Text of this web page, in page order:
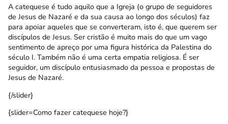
A catequese é tudo aquilo que a Igreja (o grupo de seguidores
de Jesus de Nazaré e da sua causa ao longo dos séculos) faz
para apoiar aqueles que se converteram, isto é, que querem ser
discípulos de Jesus. Ser cristão é muito mais do que um vago
sentimento de apreço por uma figura histórica da Palestina do
século I. Também não é uma certa empatia religiosa. É ser
seguidor, um discípulo entusiasmado da pessoa e propostas de
Jesus de Nazaré.
{/slider}
{slider=Como fazer catequese hoje?}